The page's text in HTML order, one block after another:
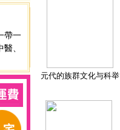
帶一
醫
元代的族群文化与科举